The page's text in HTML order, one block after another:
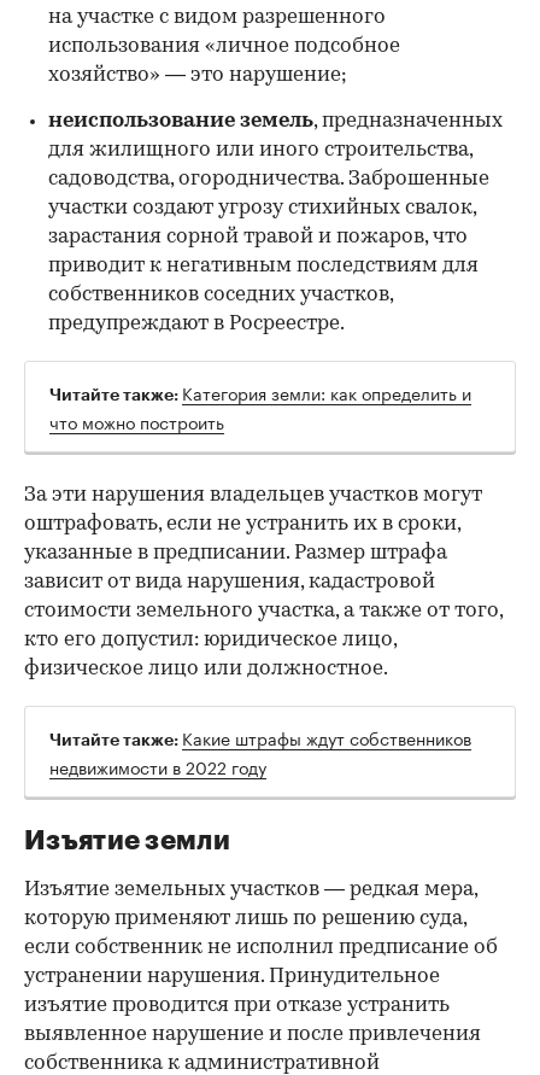
на участке с видом разрешенного
использования «личное подсобное
хозяйство» — это нарушение;
неиспользование земель, предназначенных
для жилищного или иного строительства,
садоводства, огородничества. Заброшенные
участки создают угрозу стихийных свалок,
зарастания сорной травой и пожаров, что
приводит к негативным последствиям для
собственников соседних участков,
предупреждают в Росреестре.
Читайте также: Категория земли: как определить и
что можно построить
За эти нарушения владельцев участков могут
оштрафовать, если не устранить их в сроки,
указанные в предписании. Размер штрафа
зависит от вида нарушения, кадастровой
стоимости земельного участка, а также от того,
кто его допустил: юридическое лицо,
физическое лицо или должностное.
Читайте также: Какие штрафы ждут собственников
недвижимости в 2022 году
Изъятие земли
Изъятие земельных участков — редкая мера,
которую применяют лишь по решению суда,
если собственник не исполнил предписание об
устранении нарушения. Принудительное
изъятие проводится при отказе устранить
выявленное нарушение и после привлечения
собственника к административной